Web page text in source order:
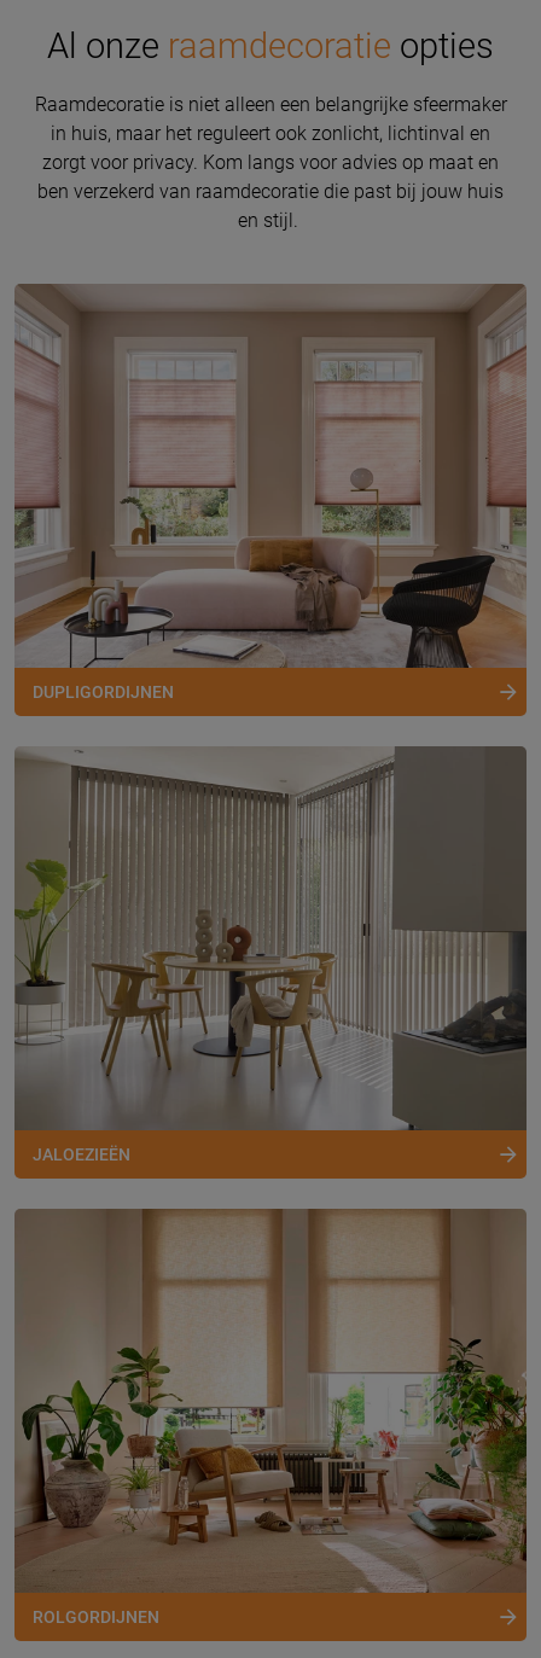
Al onze raamdecoratie opties
Raamdecoratie is niet alleen een belangrijke sfeermaker
in huis, maar het reguleert ook zonlicht, lichtinval en
zorgt voor privacy. Kom langs voor advies op maat en
ben verzekerd van raamdecoratie die past bij jouw huis
en stijl.
DUPLIGORDIJNEN
JALOEZIEËN
ROLGORDIJNEN